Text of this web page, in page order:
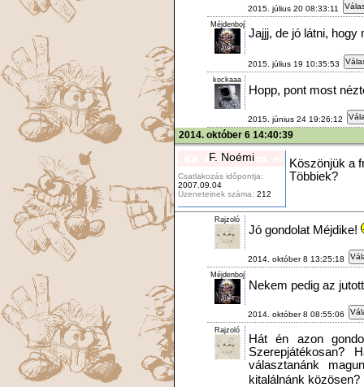
2015. július 20 08:33:11
Méjdenboj
Jajjj, de jó látni, hogy
2015. július 19 10:35:53
kockaaa
Hopp, pont most
2015. június 24 19:26:12
2014. október 6 14:40:39
F. Noémi
Csatlakozás időpontja:
2007.09.04
Üzeneteinek száma: 212
Köszönjük a
Többiek?
Rajzoló
Jó gondolat Méjdike!
2014. október 8 13:25:18
Méjdenboj
Nekem pedig az
2014. október 8 08:55:06
Rajzoló
Hát én azon
Szerepjátékosan?
választanánk
kitalálnánk